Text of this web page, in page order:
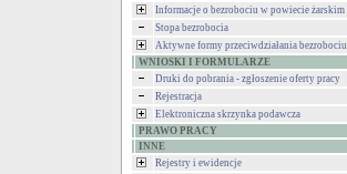
Informacje o bezrobociu w powiecie żarskim
Stopa bezrobocia
Aktywne formy przeciwdziałania bezrobociu
WNIOSKI I FORMULARZE
Druki do pobrania - zgłoszenie oferty pracy
Rejestracja
Elektroniczna skrzynka podawcza
PRAWO PRACY
INNE
Rejestry i ewidencje